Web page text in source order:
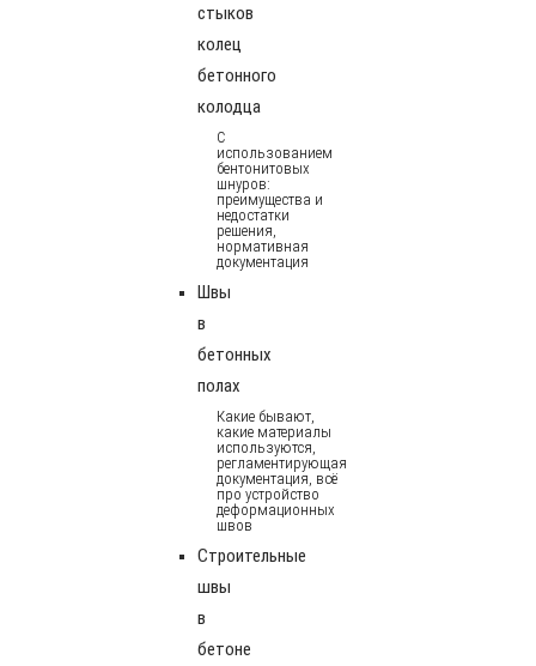
стыков
колец
бетонного
колодца
С
использованием
бентонитовых
шнуров:
преимущества и
недостатки
решения,
нормативная
документация
Швы
в
бетонных
полах
Какие бывают,
какие материалы
используются,
регламентирующая
документация, всё
про устройство
деформационных
швов
Строительные
швы
в
бетоне